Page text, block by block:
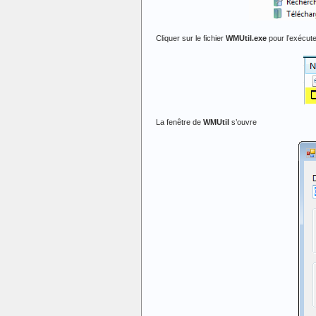
Cliquer sur le fichier WMUtil.exe pour
La fenêtre de WMUtil s’ouvre